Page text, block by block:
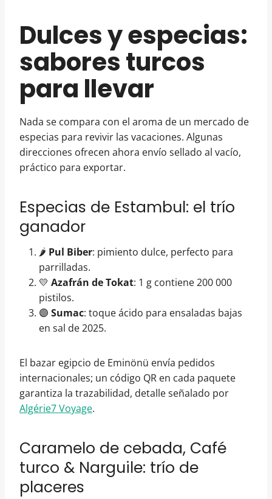
Dulces y especias:
sabores turcos
para llevar
Nada se compara con el aroma de un mercado de
especias para revivir las vacaciones. Algunas
direcciones ofrecen ahora envío sellado al vacío,
práctico para exportar.
Especias de Estambul: el trío
ganador
🌶️ Pul Biber: pimiento dulce, perfecto para
parrilladas.
💛 Azafrán de Tokat: 1 g contiene 200 000
pistilos.
🟣 Sumac: toque ácido para ensaladas bajas
en sal de 2025.
El bazar egipcio de Eminönü envía pedidos
internacionales; un código QR en cada paquete
garantiza la trazabilidad, detalle señalado por
Algérie7 Voyage.
Caramelo de cebada, Café
turco & Narguile: trío de
placeres